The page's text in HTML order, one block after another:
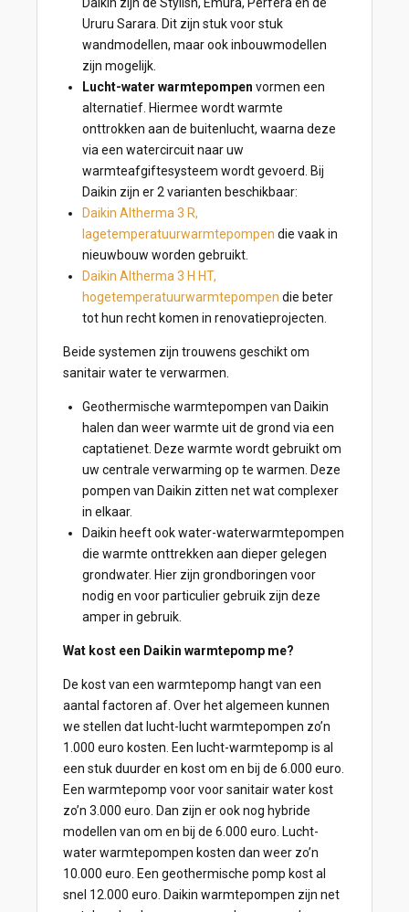
Ururu Sarara. Dit zijn stuk voor stuk
wandmodellen, maar ook inbouwmodellen
zijn mogelijk.
Lucht-water warmtepompen vormen een
alternatief. Hiermee wordt warmte
onttrokken aan de buitenlucht, waarna deze
via een watercircuit naar uw
warmteafgiftesysteem wordt gevoerd. Bij
Daikin zijn er 2 varianten beschikbaar:
Daikin Altherma 3 R,
lagetemperatuurwarmtepompen die vaak in
nieuwbouw worden gebruikt.
Daikin Altherma 3 H HT,
hogetemperatuurwarmtepompen die beter
tot hun recht komen in renovatieprojecten.
Beide systemen zijn trouwens geschikt om
sanitair water te verwarmen.
Geothermische warmtepompen van Daikin
halen dan weer warmte uit de grond via een
captatienet. Deze warmte wordt gebruikt om
uw centrale verwarming op te warmen. Deze
pompen van Daikin zitten net wat complexer
in elkaar.
Daikin heeft ook water-waterwarmtepompen
die warmte onttrekken aan dieper gelegen
grondwater. Hier zijn grondboringen voor
nodig en voor particulier gebruik zijn deze
amper in gebruik.
Wat kost een Daikin warmtepomp me?
De kost van een warmtepomp hangt van een
aantal factoren af. Over het algemeen kunnen
we stellen dat lucht-lucht warmtepompen zo’n
1.000 euro kosten. Een lucht-warmtepomp is al
een stuk duurder en kost om en bij de 6.000 euro.
Een warmtepomp voor voor sanitair water kost
zo’n 3.000 euro. Dan zijn er ook nog hybride
modellen van om en bij de 6.000 euro. Lucht-
water warmtepompen kosten dan weer zo’n
10.000 euro. Een geothermische pomp kost al
snel 12.000 euro. Daikin warmtepompen zijn net